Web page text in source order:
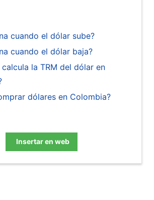
cuando el dólar sube?
cuando el dólar baja?
calcula la TRM del dólar en
dólares en Colombia?
Insertar en web